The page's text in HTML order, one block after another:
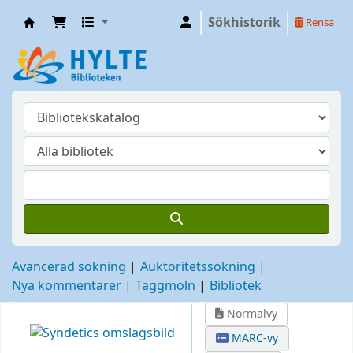
Sökhistorik Rensa
Avancerad sökning
Auktoritetssökning
Nya kommentarer
Taggmoln Bibliotek
Normalvy
MARC-vy